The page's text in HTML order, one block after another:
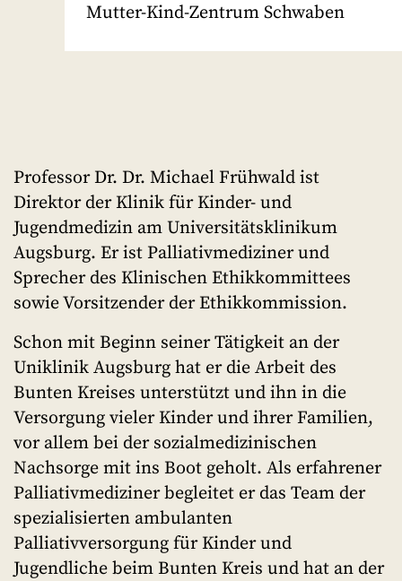
Mutter-Kind-Zentrum Schwaben
Professor Dr. Dr. Michael Frühwald ist
Direktor der Klinik für Kinder- und
Jugendmedizin am Universitätsklinikum
Augsburg. Er ist Palliativmediziner und
Sprecher des Klinischen Ethikkommittees
sowie Vorsitzender der Ethikkommission.
Schon mit Beginn seiner Tätigkeit an der
Uniklinik Augsburg hat er die Arbeit des
Bunten Kreises unterstützt und ihn in die
Versorgung vieler Kinder und ihrer Familien,
vor allem bei der sozialmedizinischen
Nachsorge mit ins Boot geholt. Als erfahrener
Palliativmediziner begleitet er das Team der
spezialisierten ambulanten
Palliativversorgung für Kinder und
Jugendliche beim Bunten Kreis und hat an der